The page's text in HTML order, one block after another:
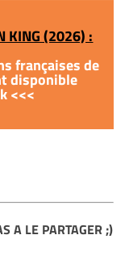
KING (2026) :
françaises de
disponible
<<<
A LE PARTAGER ;)